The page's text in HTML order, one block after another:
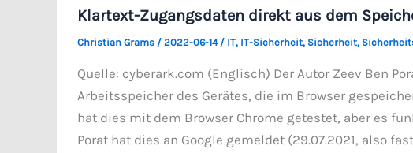
Klartext-Zugangsdaten direkt aus dem
Christian Grams / 2022-06-14 / IT, IT-Sicherheit, Sicherheit,
Quelle: cyberark.com (Englisch) Der Autor Zeev Ben
Arbeitsspeicher des Gerätes, die im Browser
hat dies mit dem Browser Chrome getestet, aber es
Porat hat dies an Google gemeldet (29.07.2021, also fast